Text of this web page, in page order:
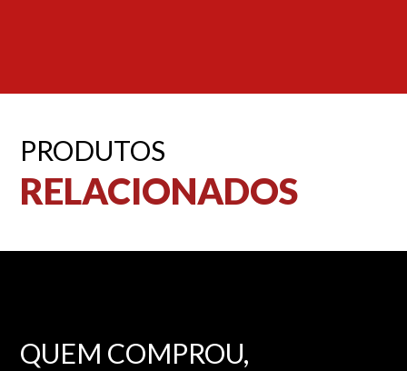
PRODUTOS
RELACIONADOS
QUEM COMPROU,